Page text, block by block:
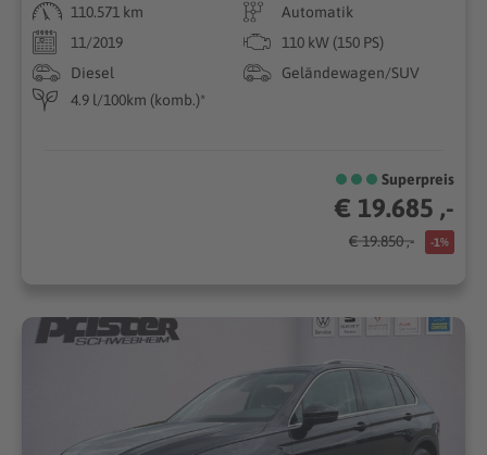
110.571 km
Automatik
11/2019
110 kW (150 PS)
Diesel
Geländewagen/SUV
4.9 l/100km (komb.)*
Superpreis
€ 19.685 ,-
€ 19.850 ,- -1%